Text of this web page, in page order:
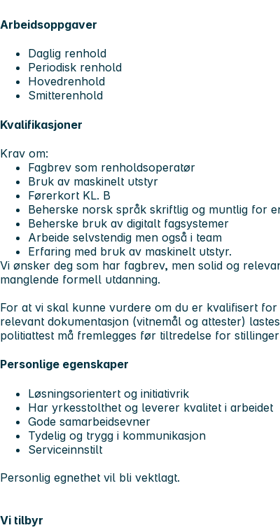
Arbeidsoppgaver
Daglig renhold
Periodisk renhold
Hovedrenhold
Smitterenhold
Kvalifikasjoner
Krav om:
Fagbrev som renholdsoperatør
Bruk av maskinelt utstyr
Førerkort KL. B
Beherske norsk språk skriftlig og muntlig for
Beherske bruk av digitalt fagsystemer
Arbeide selvstendig men også i team
Erfaring med bruk av maskinelt utstyr.
Vi ønsker deg som har fagbrev, men solid og
manglende formell utdanning.
For at vi skal kunne vurdere om du er kvalifisert
relevant dokumentasjon (vitnemål og attester)
politiattest må fremlegges før tiltredelse for
Personlige egenskaper
Løsningsorientert og initiativrik
Har yrkesstolthet og leverer kvalitet i arbeidet
Gode samarbeidsevner
Tydelig og trygg i kommunikasjon
Serviceinnstilt
Personlig egnethet vil bli vektlagt.
Vi tilbyr